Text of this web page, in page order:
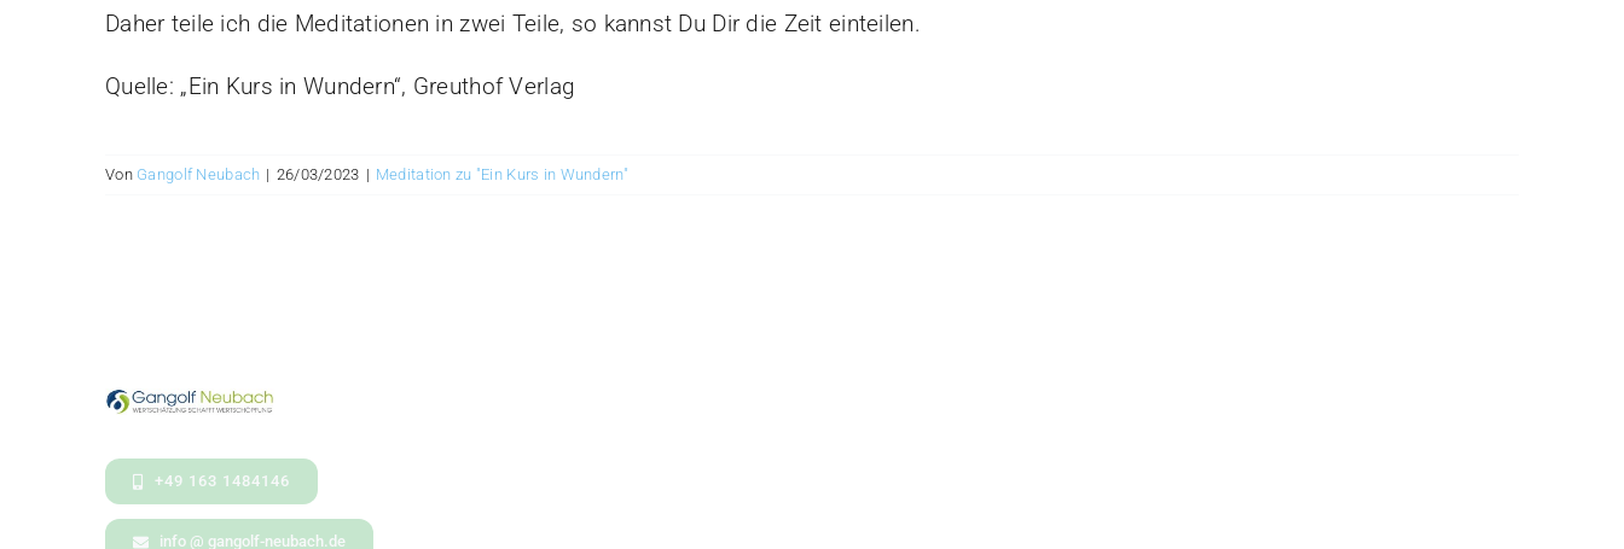
Daher teile ich die Meditationen in zwei Teile, so kannst Du Dir die Zeit einteilen.
Quelle: „Ein Kurs in Wundern“, Greuthof Verlag
Von Gangolf Neubach | 26/03/2023 | Meditation zu "Ein Kurs in Wundern"
+49 163 1484146
info @ gangolf-neubach.de